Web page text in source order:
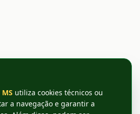
utiliza cookies técnicos ou
a navegação e garantir a